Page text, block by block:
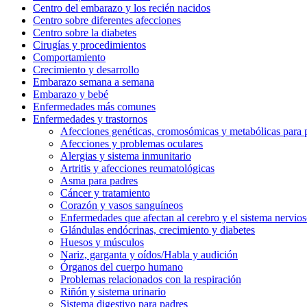
Centro del embarazo y los recién nacidos
Centro sobre diferentes afecciones
Centro sobre la diabetes
Cirugías y procedimientos
Comportamiento
Crecimiento y desarrollo
Embarazo semana a semana
Embarazo y bebé
Enfermedades más comunes
Enfermedades y trastornos
Afecciones genéticas, cromosómicas y metabólicas para
Afecciones y problemas oculares
Alergias y sistema inmunitario
Artritis y afecciones reumatológicas
Asma para padres
Cáncer y tratamiento
Corazón y vasos sanguíneos
Enfermedades que afectan al cerebro y el sistema
Glándulas endócrinas, crecimiento y diabetes
Huesos y músculos
Nariz, garganta y oídos/Habla y audición
Órganos del cuerpo humano
Problemas relacionados con la respiración
Riñón y sistema urinario
Sistema digestivo para padres